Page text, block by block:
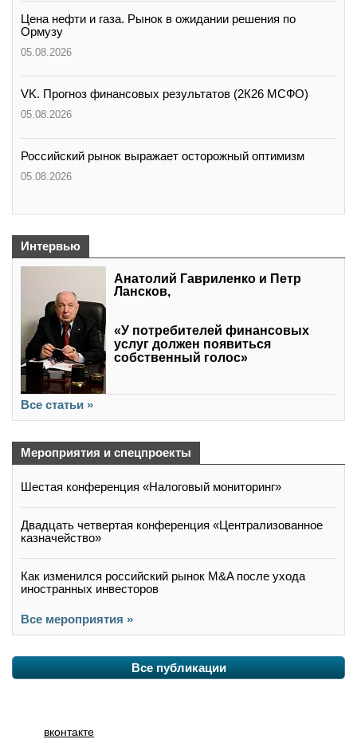
Цена нефти и газа. Рынок в ожидании решения по
Ормузу
05.08.2026
VK. Прогноз финансовых результатов (2К26 МСФО)
05.08.2026
Российский рынок выражает осторожный оптимизм
05.08.2026
Интервью
Анатолий Гавриленко и Петр
Лансков,
«У потребителей финансовых
услуг должен появиться
собственный голос»
Все статьи »
Мероприятия и спецпроекты
Шестая конференция «Налоговый мониторинг»
Двадцать четвертая конференция «Централизованное
казначейство»
Как изменился российский рынок M&A после ухода
иностранных инвесторов
Все мероприятия »
Все публикации
вконтакте